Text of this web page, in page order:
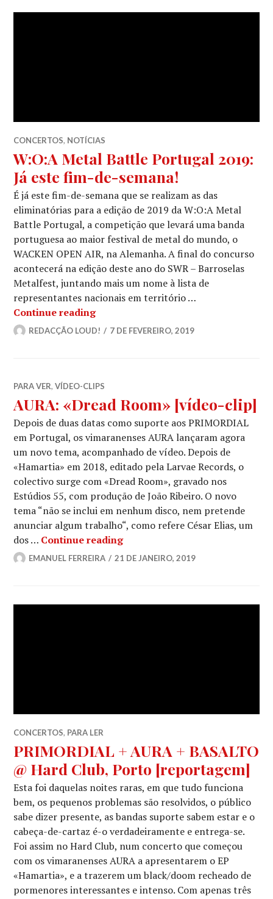
CONCERTOS, NOTÍCIAS
W:O:A Metal Battle Portugal 2019:
Já este fim-de-semana!
É já este fim-de-semana que se realizam as das
eliminatórias para a edição de 2019 da W:O:A Metal
Battle Portugal, a competição que levará uma banda
portuguesa ao maior festival de metal do mundo, o
WACKEN OPEN AIR, na Alemanha. A final do concurso
acontecerá na edição deste ano do SWR – Barroselas
Metalfest, juntando mais um nome à lista de
representantes nacionais em território …
Continue readingW:O:A Metal Battle Portugal 2019:
Já este fim-de-semana!
REDACÇÃO LOUD! 7 DE FEVEREIRO, 2019
PARA VER,VÍDEO-CLIPS
AURA: «Dread Room» [vídeo-clip]
Depois de duas datas como suporte aos PRIMORDIAL
em Portugal, os vimaranenses AURA lançaram agora
um novo tema, acompanhado de vídeo. Depois de
«Hamartia» em 2018, editado pela Larvae Records, o
colectivo surge com «Dread Room», gravado nos
Estúdios 55, com produção de João Ribeiro. O novo
tema “não se inclui em nenhum disco, nem pretende
anunciar algum trabalho“, como refere César Elias, um
dos … Continue readingAURA: «Dread Room» [vídeo-
EMANUEL FERREIRA 21 DE JANEIRO, 2019
CONCERTOS, PARA LER
PRIMORDIAL + AURA + BASALTO
@ Hard Club, Porto [reportagem]
Esta foi daquelas noites raras, em que tudo funciona
bem, os pequenos problemas são resolvidos, o público
sabe dizer presente, as bandas suporte sabem estar e o
cabeça-de-cartaz é-o verdadeiramente e entrega-se.
Foi assim no Hard Club, num concerto que começou
com os vimaranenses AURA a apresentarem o EP
«Hamartia», e a trazerem um black/doom recheado de
pormenores interessantes e intenso. Com apenas três